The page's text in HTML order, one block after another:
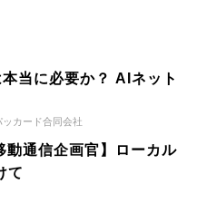
当に必要か？ AIネット
カード合同会社
動通信企画官】ローカル
て